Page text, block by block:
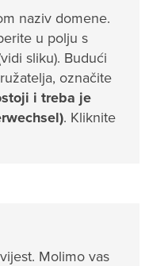
naziv domene.
u polju s
sliku). Budući
označite
i treba je
. Kliknite
Molimo vas